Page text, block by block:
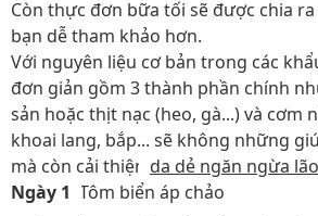
Còn thực đơn bữa tối sẽ được chia
bạn dễ tham khảo hơn.
Với nguyên liệu cơ bản trong các
đơn giản gồm 3 thành phần chính
sản hoặc thịt nạc (heo, gà...) và cơm
khoai lang, bắp... sẽ không những
mà còn cải thiện da dẻ ngăn ngừa
Ngày 1 : Tôm biển áp chảo